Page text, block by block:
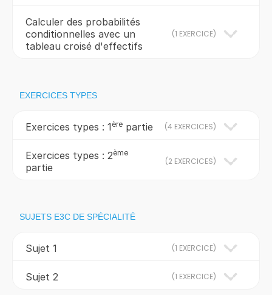
Calculer des probabilités
conditionnelles avec un
tableau croisé d'effectifs
(1 EXERCICE)
EXERCICES TYPES
Exercices types : 1ère partie (4 EXERCICES)
Exercices types : 2ème
partie (2 EXERCICES)
SUJETS E3C DE SPÉCIALITÉ
Sujet 1 (1 EXERCICE)
Sujet 2 (1 EXERCICE)